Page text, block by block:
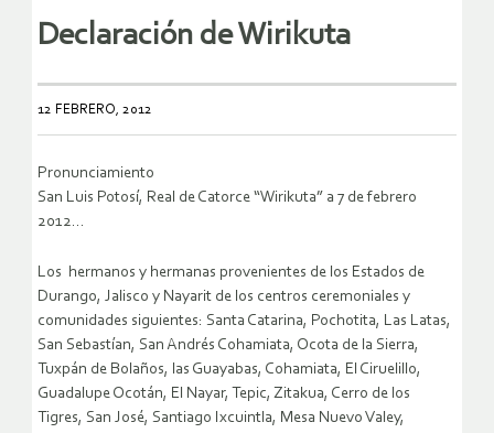
Declaración de Wirikuta
12 FEBRERO, 2012
Pronunciamiento
San Luis Potosí, Real de Catorce “Wirikuta” a 7 de febrero
2012…
Los hermanos y hermanas provenientes de los Estados de
Durango, Jalisco y Nayarit de los centros ceremoniales y
comunidades siguientes: Santa Catarina, Pochotita, Las Latas,
San Sebastían, San Andrés Cohamiata, Ocota de la Sierra,
Tuxpán de Bolaños, las Guayabas, Cohamiata, El Ciruelillo,
Guadalupe Ocotán, El Nayar, Tepic, Zitakua, Cerro de los
Tigres, San José, Santiago Ixcuintla, Mesa Nuevo Valey,